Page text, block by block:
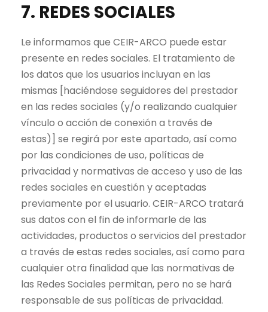
7. REDES SOCIALES
Le informamos que CEIR-ARCO puede estar
presente en redes sociales. El tratamiento de
los datos que los usuarios incluyan en las
mismas [haciéndose seguidores del prestador
en las redes sociales (y/o realizando cualquier
vínculo o acción de conexión a través de
estas)] se regirá por este apartado, así como
por las condiciones de uso, políticas de
privacidad y normativas de acceso y uso de las
redes sociales en cuestión y aceptadas
previamente por el usuario. CEIR-ARCO tratará
sus datos con el fin de informarle de las
actividades, productos o servicios del prestador
a través de estas redes sociales, así como para
cualquier otra finalidad que las normativas de
las Redes Sociales permitan, pero no se hará
responsable de sus políticas de privacidad.